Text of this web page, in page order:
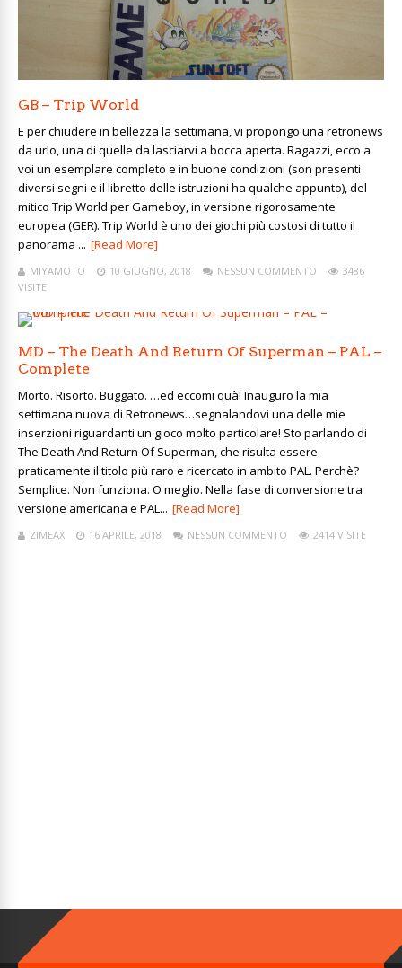
GB – Trip World
E per chiudere in bellezza la settimana, vi propongo una retronews
da urlo, una di quelle da lasciarvi a bocca aperta. Ragazzi, ecco a
voi un esemplare completo e in buone condizioni (son presenti
diversi segni e il libretto delle istruzioni ha qualche appunto), del
mitico Trip World per Gameboy, in versione rigorosamente
europea (GER). Trip World è uno dei giochi più costosi di tutto il
panorama ... [Read More]
MIYAMOTO 10 GIUGNO, 2018 NESSUN COMMENTO
3486
VISITE
MD – The Death And Return Of Superman – PAL –
Complete
Morto. Risorto. Buggato. …ed eccomi quà! Inauguro la mia
settimana nuova di Retronews…segnalandovi una delle mie
inserzioni riguardanti un gioco molto particolare! Sto parlando di
The Death And Return Of Superman, che risulta essere
praticamente il titolo più raro e ricercato in ambito PAL. Perchè?
Semplice. Non funziona. O meglio. Nella fase di conversione tra
versione americana e PAL... [Read More]
ZIMEAX 16 APRILE, 2018 NESSUN COMMENTO 2414 VISITE